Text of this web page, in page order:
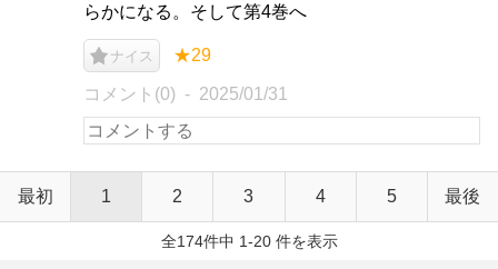
らかになる。そして第4巻へ
ナイス ★29
コメント(0) 2025/01/31
最初 1 2 3 4 5 最後
全174件中 1-20 件を表示